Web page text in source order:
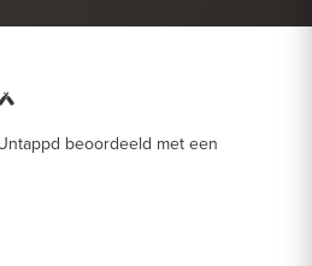
beoordeeld met een